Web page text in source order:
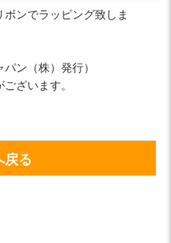
ボンでラッピング致しま
ン（株）発行）
ざいます。
戻る